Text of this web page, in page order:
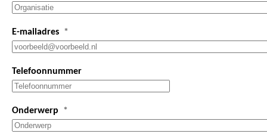
E-mailadres
Telefoonnummer
Onderwerp